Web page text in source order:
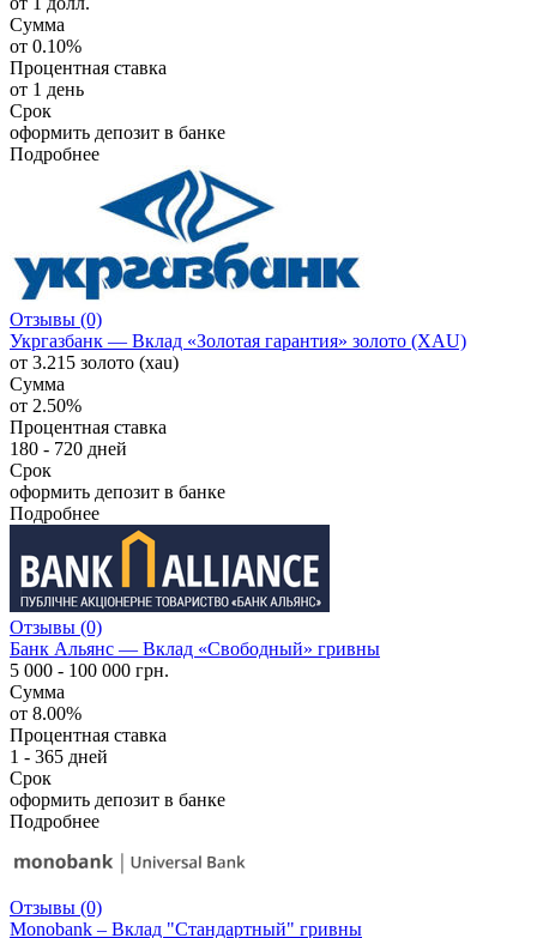
Сумма
от 0.10%
Процентная ставка
от 1 день
Срок
оформить депозит в банке
Подробнее
Отзывы (0)
Укргазбанк — Вклад «Золотая гарантия» золото (ХAU)
от 3.215 золото (хau)
Сумма
от 2.50%
Процентная ставка
180 - 720 дней
Срок
оформить депозит в банке
Подробнее
Отзывы (0)
Банк Альянс — Вклад «Свободный» гривны
5 000 - 100 000 грн.
Сумма
от 8.00%
Процентная ставка
1 - 365 дней
Срок
оформить депозит в банке
Подробнее
Отзывы (0)
Monobank – Вклад "Стандартный" гривны